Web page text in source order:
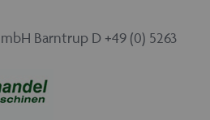
Barntrup D +49 (0) 5263